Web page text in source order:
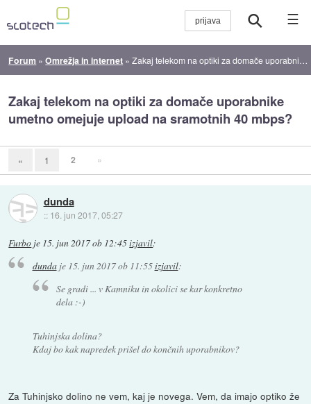
☰
Forum »Omrežja in internet »Zakaj telekom na optiki za domače uporabnike umetno omejuje upload na sramotnih 40 mbps?
Zakaj telekom na optiki za domače uporabnike
umetno omejuje upload na sramotnih 40 mbps?
« 1 2 »
dunda
:: 16. jun 2017, 05:27
Furbo je 15. jun 2017 ob 12:45izjavil:
dundaje 15. jun 2017 ob 11:55izjavil:
Se gradi ... v Kamniku in okolici se kar konkretno
dela :-)
Tuhinjska dolina?
Kdaj bo kak napredek prišel do končnih uporabnikov?
Za Tuhinjsko dolino ne vem, kaj je novega. Vem, da imajo optiko že